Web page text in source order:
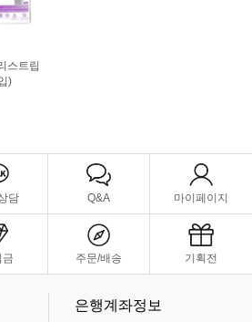
스트립
)
담 Q&A 마이페이지
금 주문/배송 기획전
은행계좌정보